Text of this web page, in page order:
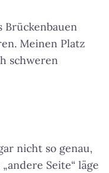
Brückenbauen
Meinen Platz
schweren
nicht so genau,
Seite“ läge